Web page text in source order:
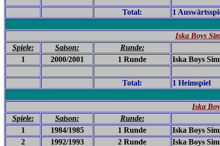
Total: 1
Iska Boys
Spiele:
Saison:
Runde:
1
2000/2001 1 Runde Iska Boys
Total: 1 Heimspiel
Iska
Spiele:
Saison:
Runde:
1
1984/1985 1 Runde
Iska Boys
2
1992/1993 2 Runde Iska Boys